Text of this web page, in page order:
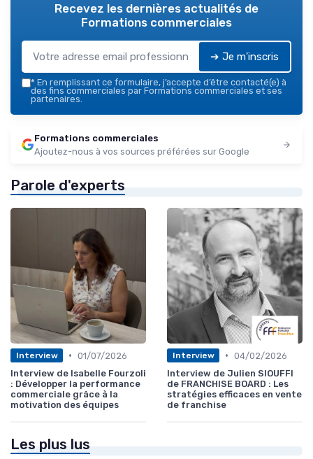
Recevez les dernières actualités de
Formations commerciales
➔ Je m'inscris
* En remplissant ce formulaire, j’accepte d’être contacté(e) à
des fins commerciales par Formations commerciales et ses
partenaires.
Formations commerciales
Ajoutez-nous à vos sources préférées sur Google
Parole d'experts
Interview • 01/07/2026
Interview de Isabelle Fourzoli
: Développer la performance
commerciale grâce à la
motivation des équipes
Interview • 04/02/2026
Interview de Julien SIOUFFI
de FRANCHISE BOARD : Les
stratégies efficaces en vente
de franchise
Les plus lus